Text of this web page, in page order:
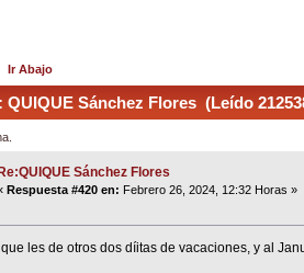
Ir Abajo
QUIQUE Sánchez Flores (Leído
Re:QUIQUE Sánchez Flores
Respuesta #420 en: Febrero 26, 2024, 12:32 Horas »
les de otros dos díitas de vacaciones, y al